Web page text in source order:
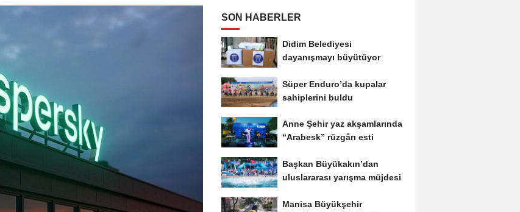
SON HABERLER
Didim Belediyesi
dayanışmayı büyütüyor
Süper Enduro’da kupalar
sahiplerini buldu
Anne Şehir yaz akşamlarında
“Arabesk” rüzgârı esti
Başkan Büyükakın’dan
uluslararası yarışma müjdesi
Manisa Büyükşehir